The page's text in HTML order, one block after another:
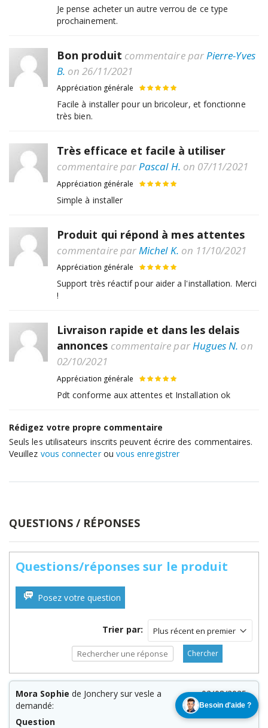
Besoin d'aide ?
Je pense acheter un autre verrou de ce type
prochainement.
Bon produit commentaire par Pierre-Yves
B. on 26/11/2021
Appréciation générale
Facile à installer pour un bricoleur, et fonctionne
très bien.
Très efficace et facile à utiliser
commentaire parPascal H. on 07/11/2021
Appréciation générale
Simple à installer
Produit qui répond à mes attentes
commentaire parMichel K. on 11/10/2021
Appréciation générale
Support très réactif pour aider a l'installation. Merci
!
Livraison rapide et dans les delais
annonces commentaire parHugues N. on
02/10/2021
Appréciation générale
Pdt conforme aux attentes et Installation ok
Rédigez votre propre commentaire
Seuls les utilisateurs inscrits peuvent écrire des commentaires.
Veuillez vous connecterou vous enregistrer
QUESTIONS / RÉPONSES
Questions/réponses sur le produit
Posez votre question
Trier par:
Chercher
02/08/2025
Mora Sophie de Jonchery sur vesle a
demandé:
Question